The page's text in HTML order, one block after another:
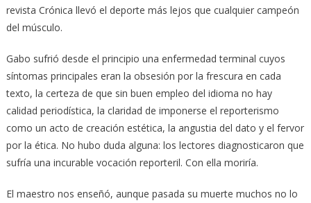
revista Crónica llevó el deporte más lejos que cualquier campeón
del músculo.
Gabo sufrió desde el principio una enfermedad terminal cuyos
síntomas principales eran la obsesión por la frescura en cada
texto, la certeza de que sin buen empleo del idioma no hay
calidad periodística, la claridad de imponerse el reporterismo
como un acto de creación estética, la angustia del dato y el fervor
por la ética. No hubo duda alguna: los lectores diagnosticaron que
sufría una incurable vocación reporteril. Con ella moriría.
El maestro nos enseñó, aunque pasada su muerte muchos no lo